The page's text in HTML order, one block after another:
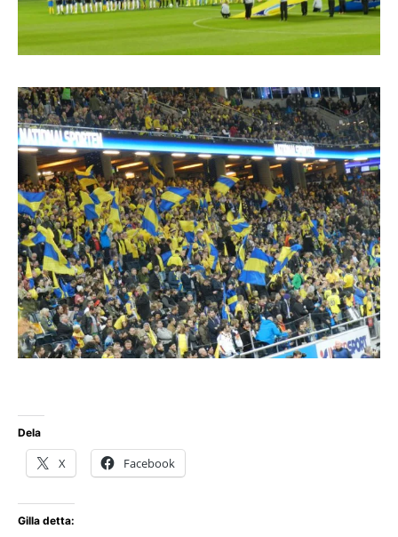
Dela
X Facebook
Gilla detta: